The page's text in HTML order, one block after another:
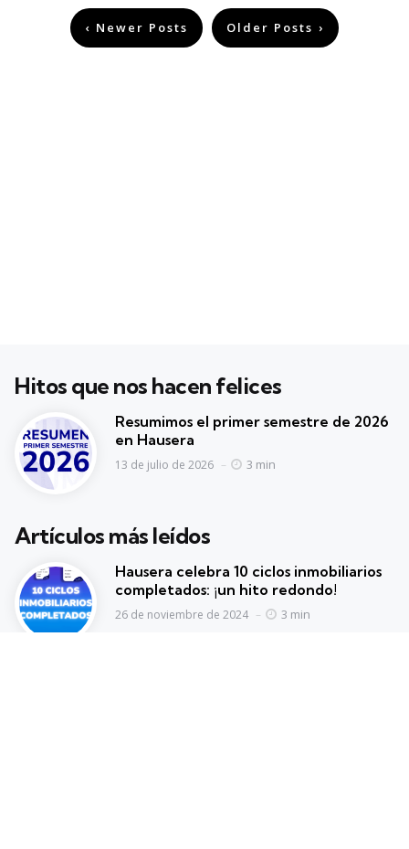
NavegaciónNewer Posts Older Posts
Hitos que nos hacen felices
Resumimos el primer semestre de 2026
en Hausera
13 de julio de 2026 3 min
Artículos más leídos
Hausera celebra 10 ciclos inmobiliarios
completados: ¡un hito redondo!
26 de noviembre de 2024 3 min